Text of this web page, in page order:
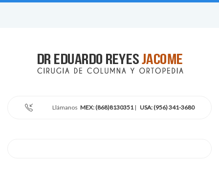
Llámanos MEX: (868)8130351| USA: (956) 341-3680